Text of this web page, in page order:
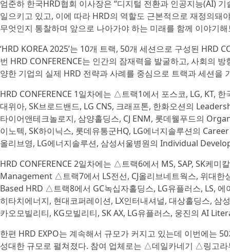
엄준하 한국HRD협회 이사장은 “디지털 전환과 인공지능(AI)
일으키고 있고, 이에 따라 HRD의 역할도 근본적으로 재정의돼
무엇인지 통찰하며 앞으로 나아가야 하는 미래를 함께 이야기
‘HRD KOREA 2025’는 10개 트랙, 50개 세션으로 구성된 HRD
번 HRD CONFERENCE는 인간의 잠재력을 발굴하고, 사회의
양한 기업의 실제 HRD 전략과 사례를 중심으로 트랙과 세션을
HRD CONFERENCE 1일차에는 △트랙1에서 포스코, LG, KT,
대위아, SK브로드밴드, LG CNS, 크래프톤, 한화오션의
타이어앤테크놀로지, 삼양홀딩스, CJ ENM, 롯데웰푸드의
이노텍, SK하이닉스, 롯데유통군HQ, LG에너지솔루션의
올리브영, LG에너지솔루션, 삼성서울병원의 Individual
HRD CONFERENCE 2일차에는 △트랙6에서 MS, SAP, SK케
Management △트랙7에서 LS전선, CJ올리브네트웍스, 위대한
Based HRD △트랙8에서 GC녹십자홀딩스, LG유플러스, LS,
히타치에너지, 현대코퍼레이션, LX인터내셔널, 대상홀딩스,
카오모빌리티, KG모빌리티, SK AX, LG유플러스, 웅진의 AI
한편 HRD EXPO는 계속해서 규모가 커지고 있는데 이번에는
성대한 규모로 펼쳐졌다. 참여 업체로는 △데일카네기 △링